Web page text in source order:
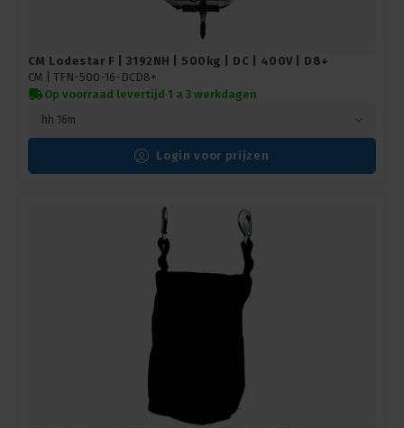
CM Lodestar F | 3192NH | 500kg | DC | 400V | D8+
CM | TFN-500-16-DCD8+
Op voorraad levertijd 1 a 3 werkdagen
hh 16m
Login voor prijzen